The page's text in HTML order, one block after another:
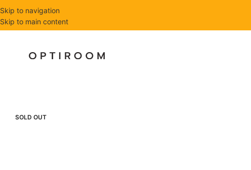
Skip to navigation
Skip to main content
SOLD OUT